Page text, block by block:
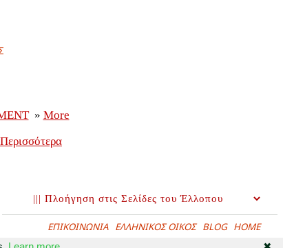
ΕΠΙΚΟΙΝΩΝΙΑ ΕΛΛΗΝΙΚΟΣ ΟΙΚΟΣ BLOG HOME